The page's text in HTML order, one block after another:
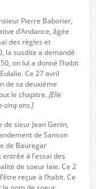
Pierre Baborier,
d’Andance, âgée
des règles et
la susdite a demandé
on lui a donné l’habit
Ce 27 avril
de sa deuxième
le chapitre.[Elle
cinq ans.]
sieur Jean Genin,
de Sanson
de Bauregar
à l’essai des
de soeur laie. Ce 2
reçue à l’habit. Ce